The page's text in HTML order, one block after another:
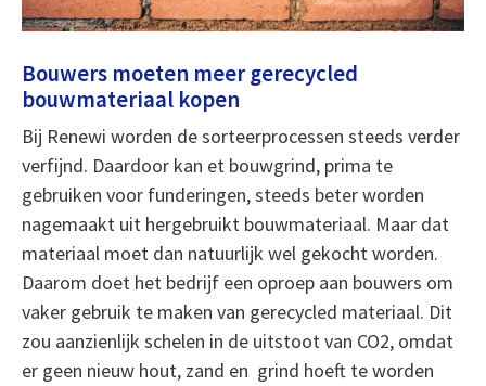
Bouwers moeten meer gerecycled
bouwmateriaal kopen
Bij Renewi worden de sorteerprocessen steeds verder
verfijnd. Daardoor kan et bouwgrind, prima te
gebruiken voor funderingen, steeds beter worden
nagemaakt uit hergebruikt bouwmateriaal. Maar dat
materiaal moet dan natuurlijk wel gekocht worden.
Daarom doet het bedrijf een oproep aan bouwers om
vaker gebruik te maken van gerecycled materiaal. Dit
zou aanzienlijk schelen in de uitstoot van CO2, omdat
er geen nieuw hout, zand en grind hoeft te worden